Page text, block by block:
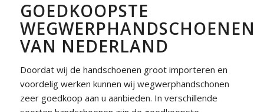
GOEDKOOPSTE
WEGWERPHANDSCHOENEN
VAN NEDERLAND
Doordat wij de handschoenen groot importeren en
voordelig werken kunnen wij wegwerphandschonen
zeer goedkoop aan u aanbieden. In verschillende